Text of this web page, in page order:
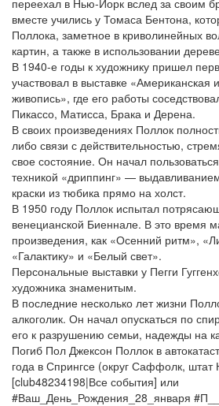
переехал в Нью-Йорк вслед за своим
вместе учились у Томаса Бентона,
Поллока, заметное в криволинейных
картин, а также в использовании
В 1940-е годы к художнику пришел
участвовал в выставке «Американская
живопись», где его работы
Пикассо, Матисса, Брака и Дерена.
В своих произведениях Поллок
либо связи с действительностью,
свое состояние. Он начал
техникой «дриппинг» —
краски из тюбика прямо на холст.
В 1950 году Поллок испытал
венецианской Биеннале. В это время
произведения, как «Осенний ритм»,
«Галактику» и «Белый свет».
Персональные выставки у Пегги
художника знаменитым.
В последние несколько лет жизни
алкоголик. Он начал опускаться по
его к разрушению семьи, надежды на
Погиб Пол Джексон Поллок в
года в Спрингсе (округ Саффолк,
[club48234198|Все события] или
#Ваш_День_Рождения_28_января #П__